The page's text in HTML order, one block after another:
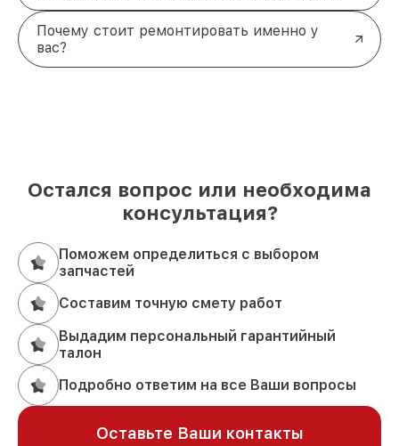
Почему стоит ремонтировать именно у
вас?
Остался вопрос или необходима
консультация?
Поможем определиться с выбором
запчастей
Составим точную смету работ
Выдадим персональный гарантийный
талон
Подробно ответим на все Ваши вопросы
Оставьте Ваши контакты